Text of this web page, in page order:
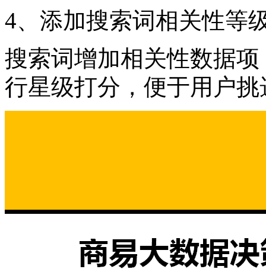
4、添加搜索词相关性等
搜索词增加相关性数据
行星级打分，便于用户